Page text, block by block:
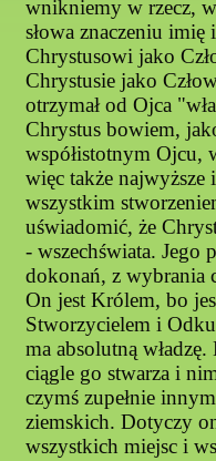
wnikniemy w rzecz,
słowa znaczeniu imię
Chrystusowi jako
Chrystusie jako
otrzymał od Ojca
Chrystus bowiem,
współistotnym Ojcu,
więc także najwyższe
wszystkim
uświadomić, że
- wszechświata. Jego
dokonań, z wybrania
On jest Królem, bo
Stworzycielem i
ma absolutną
ciągle go stwarza i
czymś zupełnie
ziemskich. Dotyczy
wszystkich miejsc i